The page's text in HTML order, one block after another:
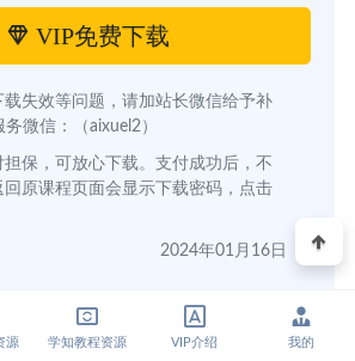
VIP免费下载
失效等问题，请加站长微信给予补
微信：（aixuel2）
保，可放心下载。支付成功后，不
原课程页面会显示下载密码，点击
2024年01月16日
源 学知教程资源 VIP介绍 我的